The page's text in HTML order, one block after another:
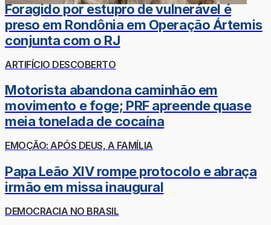
Foragido por estupro de vulnerável é
preso em Rondônia em Operação Ártemis
conjunta com o RJ
ARTIFÍCIO DESCOBERTO
Motorista abandona caminhão em
movimento e foge; PRF apreende quase
meia tonelada de cocaína
EMOÇÃO: APÓS DEUS, A FAMÍLIA
Papa Leão XIV rompe protocolo e abraça
irmão em missa inaugural
DEMOCRACIA NO BRASIL